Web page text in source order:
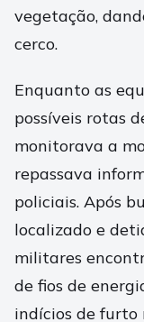
vegetação,
cerco.
Enquanto as
possíveis rotas
monitorava a
repassava
policiais. Após
localizado e
militares
de fios de
indícios de furto